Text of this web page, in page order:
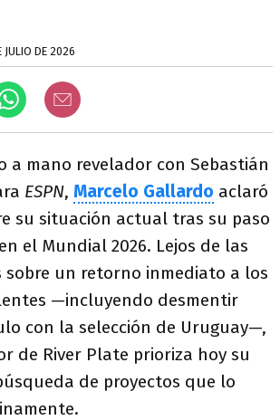
JULIO DE 2026
a mano revelador con Sebastián
ESPN, Marcelo Gallardo aclaró
su situación actual tras su paso
el Mundial 2026. Lejos de las
sobre un retorno inmediato a los
—incluyendo desmentir
con la selección de Uruguay—,
de River Plate prioriza hoy su
de proyectos que lo